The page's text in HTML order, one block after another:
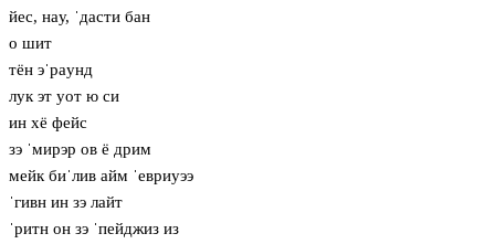
йес, нaу, ˈдасти бан
о шит
тён эˈрaунд
лук эт уот ю си
ин хё фейс
зэ ˈмирэр ов ё дрим
мейк биˈлив айм ˈевриуээ
ˈгивн ин зэ лайт
ˈритн он зэ ˈпейджиз из